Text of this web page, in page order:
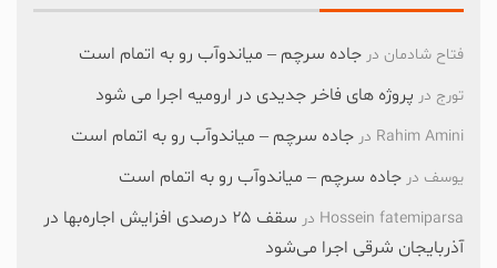
فتاح شادمان در جاده سرچم – میاندوآب رو به اتمام است
تورج در پروژه های فاخر جدیدی در ارومیه اجرا می شود
Rahim Amini در جاده سرچم – میاندوآب رو به اتمام است
یوسف در جاده سرچم – میاندوآب رو به اتمام است
Hossein fatemiparsa در
سقف ۲۵ درصدی افزایش اجاره‌بها در
آذربایجان شرقی اجرا می‌شود